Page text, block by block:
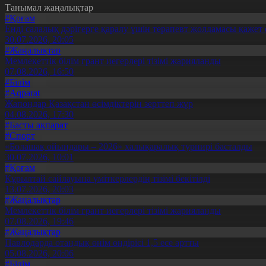
Танымал жаңалықтар
#Қоғам
Енді салалық дәрігерге қаралу үшін терапевт жолдамасы қажет
30.07.2026, 20:05
#Жаңалықтар
Мемлекеттік білім грант иегерлері тізімі жарияланды
07.08.2026, 16:50
#Білім
#Aqparat
Жапондар Қазақстан өсімдіктерін зерттеп жүр
04.08.2026, 17:30
#Басты ақпарат
#Спорт
«Болашақ ойындары – 2026» халықаралық турнирі басталды
30.07.2026, 10:01
#Қоғам
Құрылтай сайлауына үміткерлердің тізімі бекітілді
13.07.2026, 20:03
#Жаңалықтар
Мемлекеттік білім грант иегерлері тізімі жарияланды
07.08.2026, 19:46
#Жаңалықтар
Павлодарда отандық өнім өндірісі 1,5 есе артты
05.08.2026, 20:06